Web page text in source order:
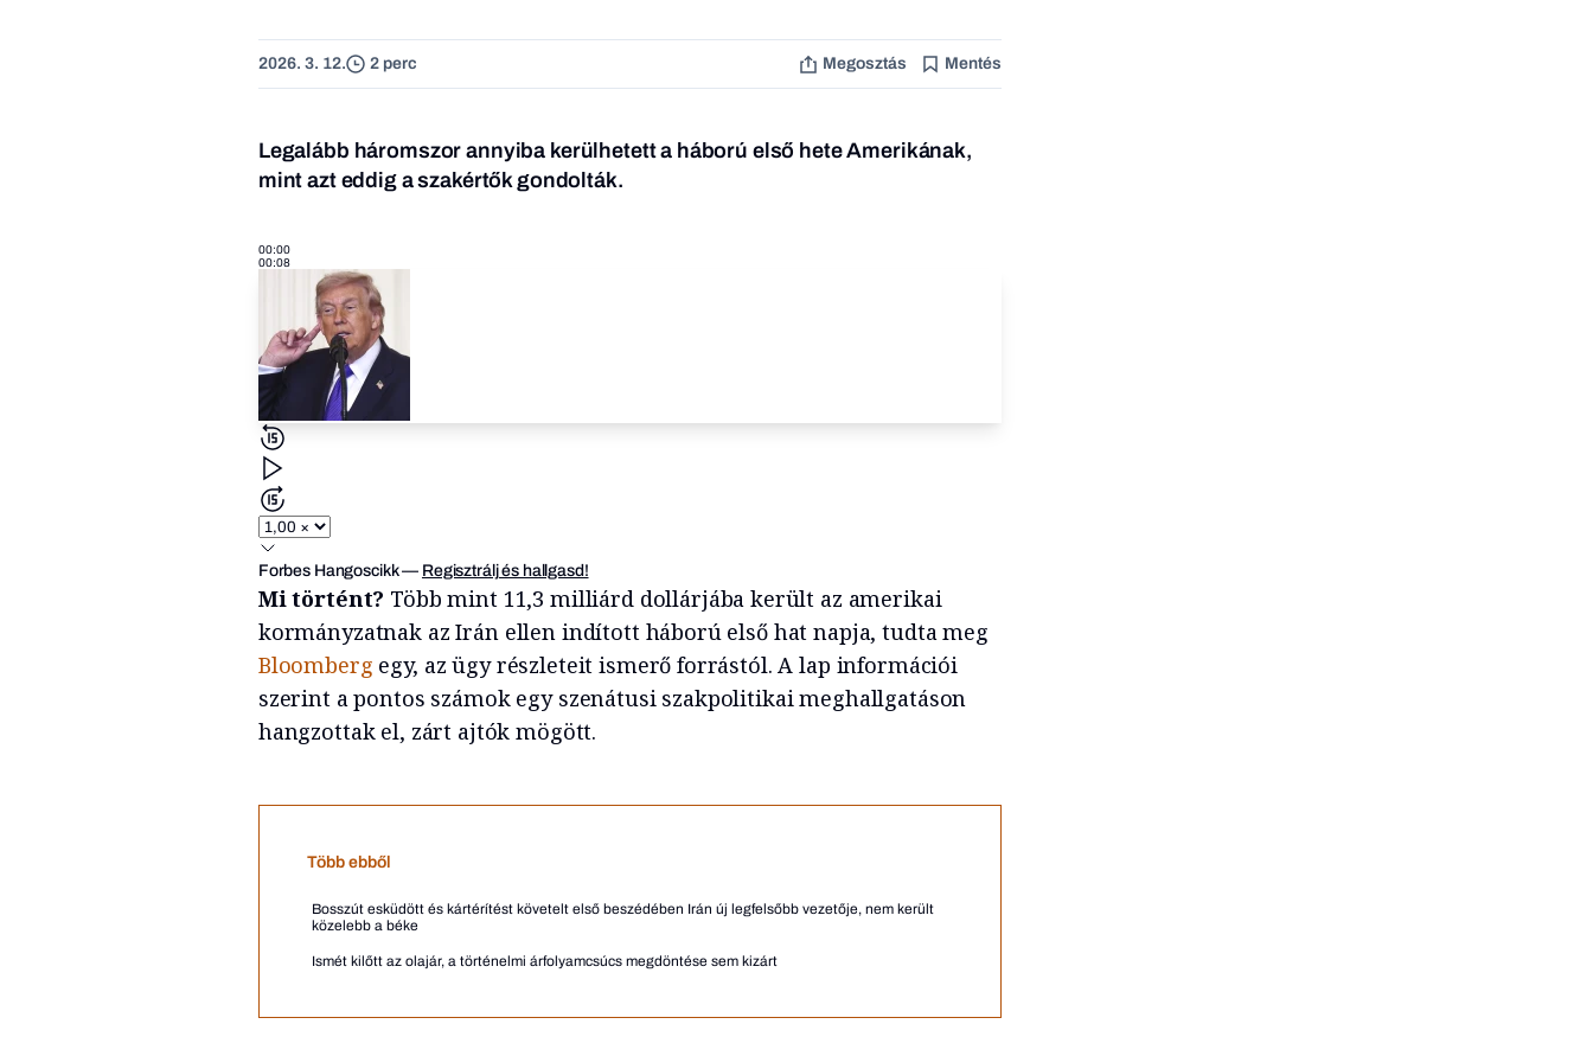
2026. 3. 12. 2 perc Megosztás Mentés
Legalább háromszor annyiba kerülhetett a háború első hete Amerikának,
mint azt eddig a szakértők gondolták.
00:00
00:08
Forbes Hangoscikk— Regisztrálj és hallgasd!
Mi történt? Több mint 11,3 milliárd dollárjába került az amerikai
kormányzatnak az Irán ellen indított háború első hat napja, tudta meg
Bloomberg egy, az ügy részleteit ismerő forrástól. A lap információi
szerint a pontos számok egy szenátusi szakpolitikai meghallgatáson
hangzottak el, zárt ajtók mögött.
Több ebből
Bosszút esküdött és kártérítést követelt első beszédében Irán új legfelsőbb vezetője, nem került
közelebb a béke
Ismét kilőtt az olajár, a történelmi árfolyamcsúcs megdöntése sem kizárt